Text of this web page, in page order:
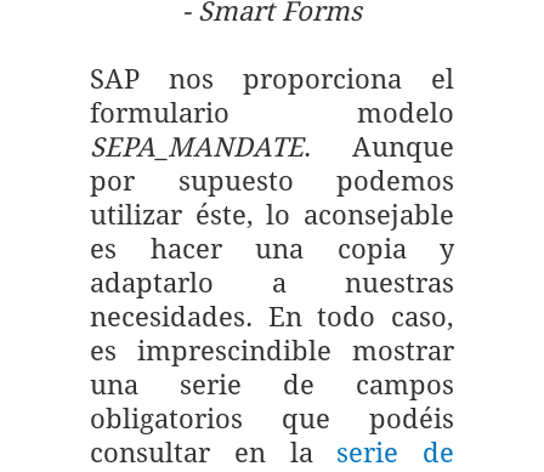
- Smart Forms
SAP nos proporciona el
formulario modelo
SEPA_MANDATE. Aunque
por supuesto podemos
utilizar éste, lo aconsejable
es hacer una copia y
adaptarlo a nuestras
necesidades. En todo caso,
es imprescindible mostrar
una serie de campos
obligatorios que podéis
consultar en la serie de